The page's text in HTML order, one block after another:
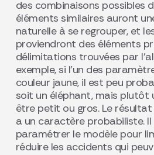
des combinaisons possibles
éléments similaires auront
naturelle à se regrouper, et
proviendront des éléments
délimitations trouvées par
exemple, si l’un des
couleur jaune, il est peu
soit un éléphant, mais plutôt
être petit ou gros. Le
a un caractère probabiliste.
paramétrer le modèle pour
réduire les accidents qui